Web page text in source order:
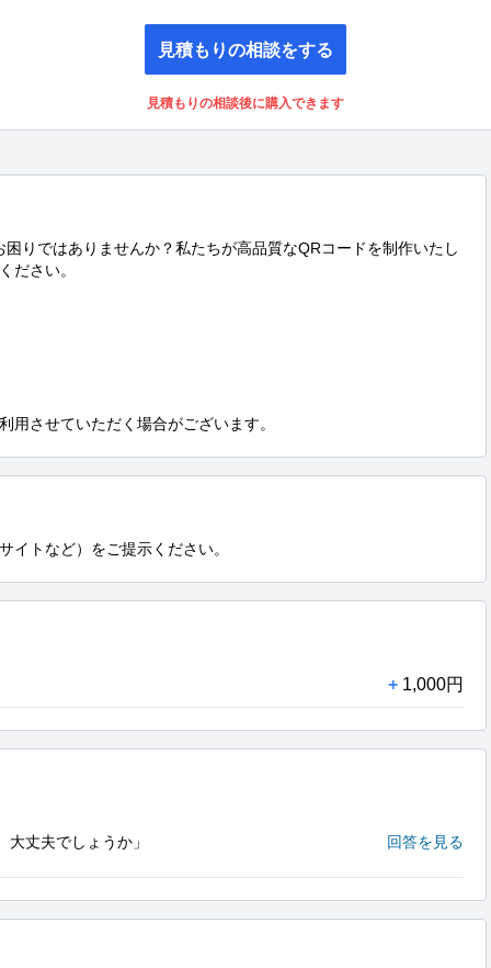
見積もりの相談をする
見積もりの相談後に購入できます
りではありませんか？私たちが高品質なQRコードを制作いたし
ださい。
させていただく場合がございます。
イトなど）をご提示ください。
+ 1,000円
丈夫でしょうか」 回答を見る